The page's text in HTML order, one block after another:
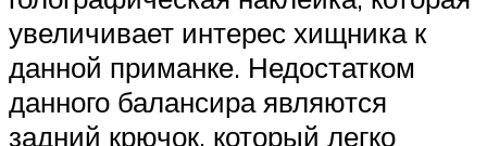
увеличивает интерес хищника к
данной приманке. Недостатком
данного балансира являются
задний крючок, который легко